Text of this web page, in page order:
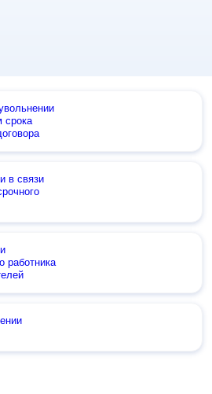
срока
в связи
работника